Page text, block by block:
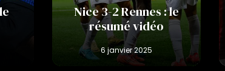
Nice 3-2 Rennes : le
résumé vidéo